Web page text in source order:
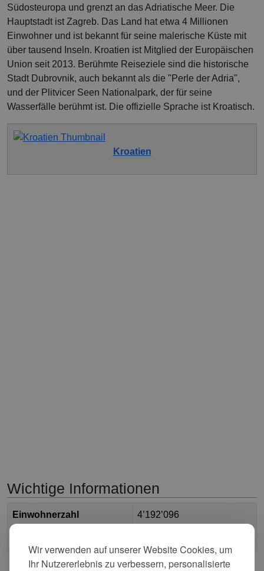
Wir verwenden auf unserer Website Cookies, um
Ihr Nutzererlebnis zu verbessern, personalisierte
Südosteuropa und grenzt an das Adriatische Meer. Die
Hauptstadt ist Zagreb. Das Land hat etwa 4 Millionen
Einwohner und ist bekannt für seine malerische Küste mit
über tausend Inseln. Kroatien ist Mitglied der Europäischen
Union seit 2013. Berühmte Reiseziele sind die historische
Stadt Dubrovnik, auch bekannt als die "Perle der Adria",
und der Plitvicer Seen Nationalpark, der für seine
Wasserfälle berühmt ist. Die offizielle Sprache ist Kroatisch.
Kroatien
Wichtige Informationen
Einwohnerzahl 4’192’096